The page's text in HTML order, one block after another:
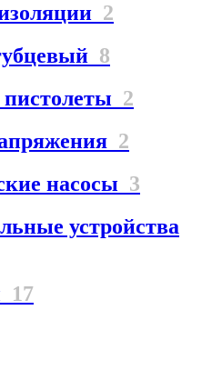
2
8
2
2
насосы 3
устройства
17